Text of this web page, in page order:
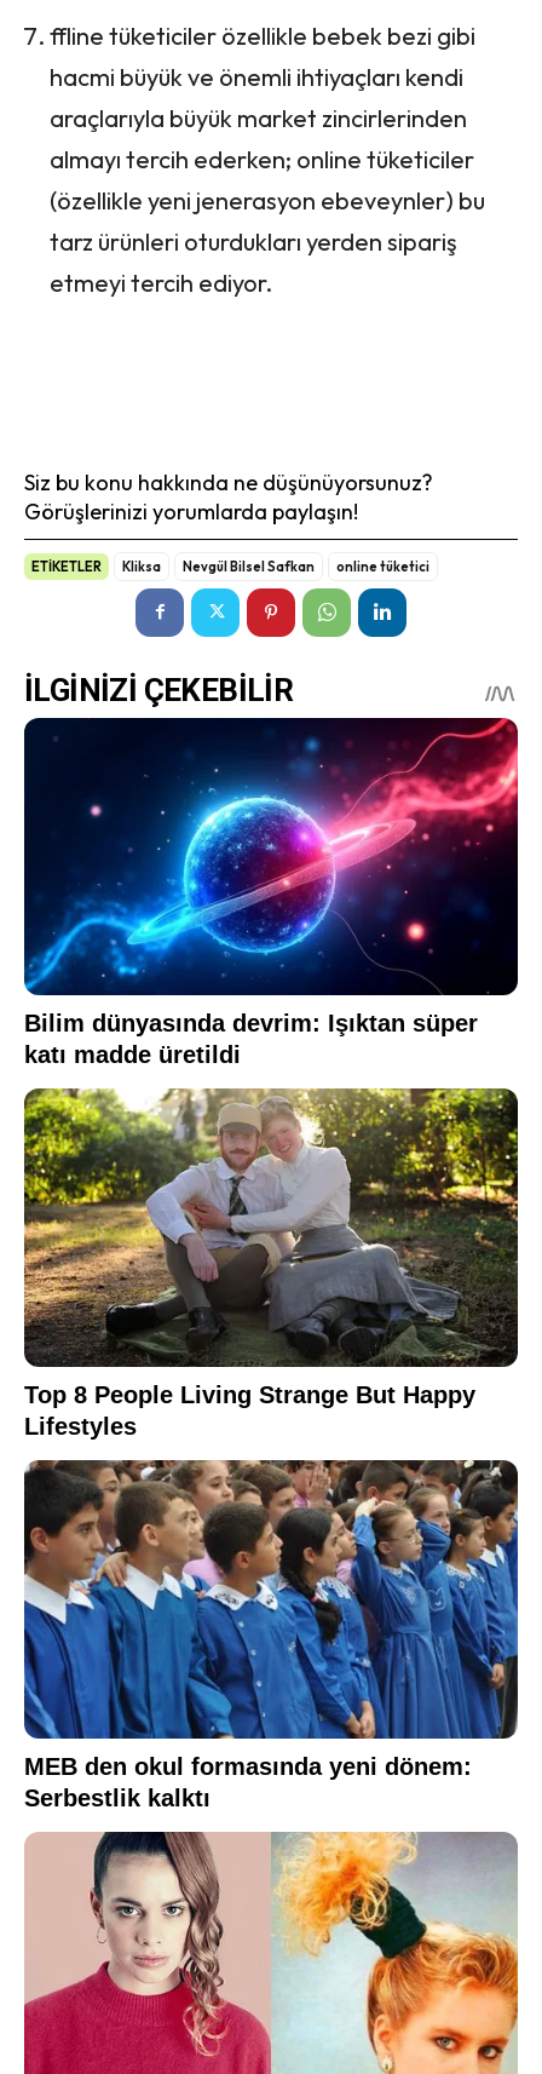
ffline tüketiciler özellikle bebek bezi gibi
hacmi büyük ve önemli ihtiyaçları kendi
araçlarıyla büyük market zincirlerinden
almayı tercih ederken; online tüketiciler
(özellikle yeni jenerasyon ebeveynler) bu
tarz ürünleri oturdukları yerden sipariş
etmeyi tercih ediyor.
Siz bu konu hakkında ne düşünüyorsunuz?
Görüşlerinizi yorumlarda paylaşın!
ETİKETLER Kliksa Nevgül Bilsel Safkan online tüketici